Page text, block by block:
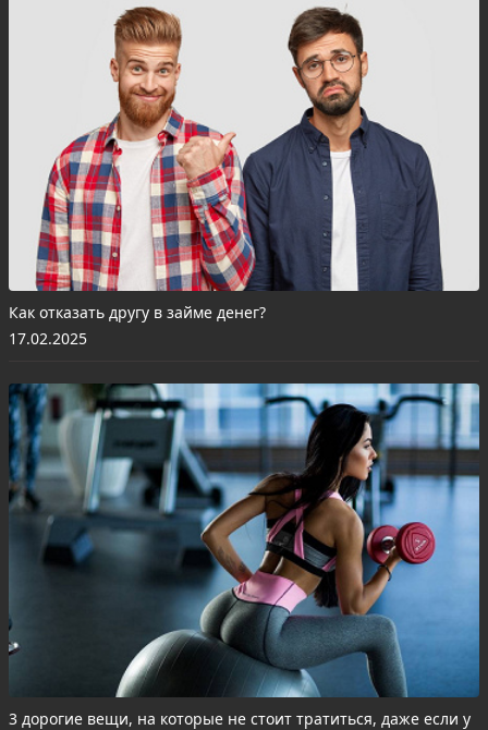
Как отказать другу в займе денег?
17.02.2025
3 дорогие вещи, на которые не стоит тратиться, даже если у